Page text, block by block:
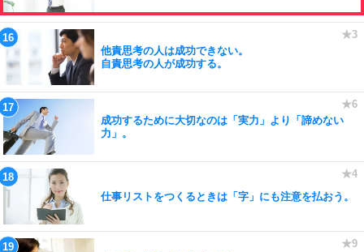
他責思考の人は成功できない。
自責思考の人が成功する。
成功するために大切なのは「実力」より「諦めない
力」。
仕事リストをつくるときは「字」にも注意を払おう。